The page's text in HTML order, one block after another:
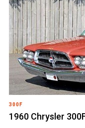
300F
1960 Chrysler